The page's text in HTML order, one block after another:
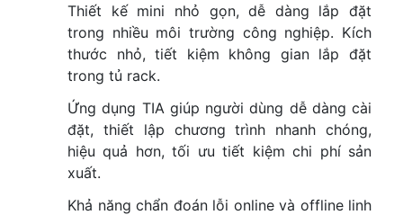
Thiết kế mini nhỏ gọn, dễ dàng lắp đặt
trong nhiều môi trường công nghiệp. Kích
thước nhỏ, tiết kiệm không gian lắp đặt
trong tủ rack.
Ứng dụng TIA giúp người dùng dễ dàng cài
đặt, thiết lập chương trình nhanh chóng,
hiệu quả hơn, tối ưu tiết kiệm chi phí sản
xuất.
Khả năng chẩn đoán lỗi online và offline linh